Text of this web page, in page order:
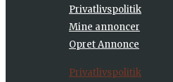
Privatlivspolitik
Mine annoncer
Opret Annonce
Privatlivspolitik